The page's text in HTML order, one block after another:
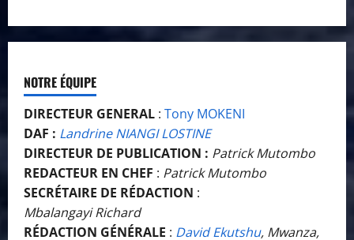
NOTRE ÉQUIPE
DIRECTEUR GENERAL : Tony MOKENI
DAF : Landrine NIANGI LOSTINE
DIRECTEUR DE PUBLICATION : Patrick Mutombo
REDACTEUR EN CHEF : Patrick Mutombo
SECRÉTAIRE DE RÉDACTION :
Mbalangayi Richard
RÉDACTION GÉNÉRALE : David Ekutshu, Mwanza,